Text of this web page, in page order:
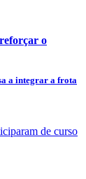
o
a integrar a frota